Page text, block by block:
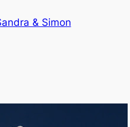
& Simon